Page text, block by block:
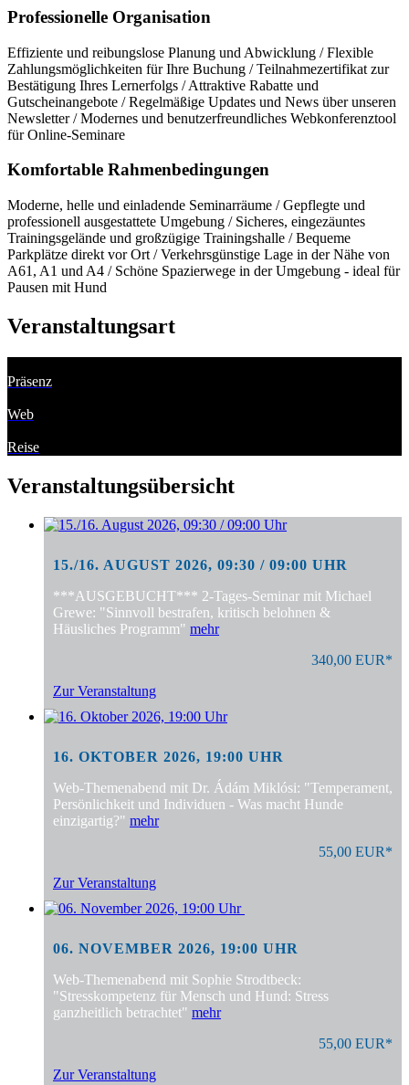
Professionelle Organisation
Effiziente und reibungslose Planung und Abwicklung / Flexible
Zahlungsmöglichkeiten für Ihre Buchung / Teilnahmezertifikat zur
Bestätigung Ihres Lernerfolgs / Attraktive Rabatte und
Gutscheinangebote / Regelmäßige Updates und News über unseren
Newsletter / Modernes und benutzerfreundliches Webkonferenztool
für Online-Seminare
Komfortable Rahmenbedingungen
Moderne, helle und einladende Seminarräume / Gepflegte und
professionell ausgestattete Umgebung / Sicheres, eingezäuntes
Trainingsgelände und großzügige Trainingshalle / Bequeme
Parkplätze direkt vor Ort / Verkehrsgünstige Lage in der Nähe von
A61, A1 und A4 / Schöne Spazierwege in der Umgebung - ideal für
Pausen mit Hund
Veranstaltungsart
Präsenz
Web
Reise
Veranstaltungsübersicht
15./16. AUGUST 2026, 09:30 / 09:00 UHR
***AUSGEBUCHT*** 2-Tages-Seminar mit Michael
Grewe: "Sinnvoll bestrafen, kritisch belohnen &
Häusliches Programm" mehr
340,00 EUR*
Zur Veranstaltung
16. OKTOBER 2026, 19:00 UHR
Web-Themenabend mit Dr. Ádám Miklósi: "Temperament,
Persönlichkeit und Individuen - Was macht Hunde
einzigartig?" mehr
55,00 EUR*
Zur Veranstaltung
06. NOVEMBER 2026, 19:00 UHR
Web-Themenabend mit Sophie Strodtbeck:
"Stresskompetenz für Mensch und Hund: Stress
ganzheitlich betrachtet" mehr
55,00 EUR*
Zur Veranstaltung